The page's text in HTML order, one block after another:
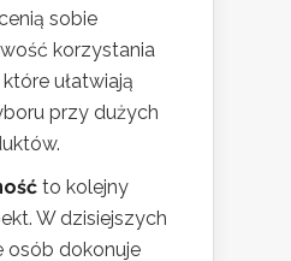
sobie
korzystania
ułatwiają
przy dużych
to kolejny
W dzisiejszych
osób dokonuje